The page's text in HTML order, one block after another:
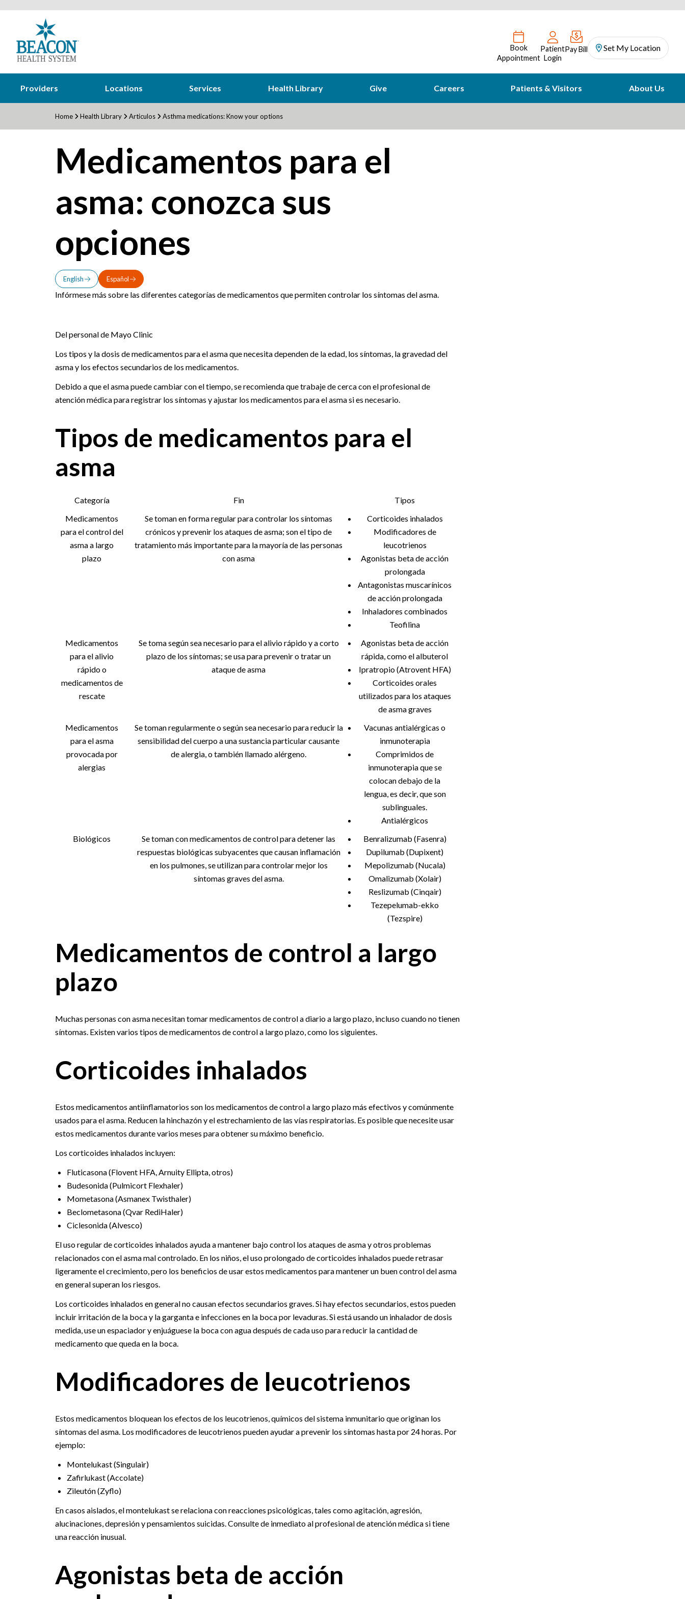
Book
Appointment
Patient
Login
Pay Bill Set My Location
Providers Locations Services Health Library Give Careers Patients & Visitors About Us
Home Health Library Articulos Asthma medications: Know your options
Medicamentos para el
asma: conozca sus
opciones
English Español
Infórmese más sobre las diferentes categorías de medicamentos que permiten controlar los síntomas del asma.
Del personal de Mayo Clinic
Los tipos y la dosis de medicamentos para el asma que necesita dependen de la edad, los síntomas, la gravedad del
asma y los efectos secundarios de los medicamentos.
Debido a que el asma puede cambiar con el tiempo, se recomienda que trabaje de cerca con el profesional de
atención médica para registrar los síntomas y ajustar los medicamentos para el asma si es necesario.
Tipos de medicamentos para el
asma
Categoría Fin
Tipos
Medicamentos
para el control del
asma a largo
plazo
Se toman en forma regular para controlar los síntomas
crónicos y prevenir los ataques de asma; son el tipo de
tratamiento más importante para la mayoría de las personas
con asma
Corticoides inhalados
Modificadores de
leucotrienos
Agonistas beta de acción
prolongada
Antagonistas muscarínicos
de acción prolongada
Inhaladores combinados
Teofilina
Medicamentos
para el alivio
rápido o
medicamentos de
rescate
Se toma según sea necesario para el alivio rápido y a corto
plazo de los síntomas; se usa para prevenir o tratar un
ataque de asma
Agonistas beta de acción
rápida, como el albuterol
Ipratropio (Atrovent HFA)
Corticoides orales
utilizados para los ataques
de asma graves
Medicamentos
para el asma
provocada por
alergias
Se toman regularmente o según sea necesario para reducir la
sensibilidad del cuerpo a una sustancia particular causante
de alergia, o también llamado alérgeno.
Vacunas antialérgicas o
inmunoterapia
Comprimidos de
inmunoterapia que se
colocan debajo de la
lengua, es decir, que son
sublinguales.
Antialérgicos
Biológicos
Se toman con medicamentos de control para detener las
respuestas biológicas subyacentes que causan inflamación
en los pulmones, se utilizan para controlar mejor los
síntomas graves del asma.
Benralizumab (Fasenra)
Dupilumab (Dupixent)
Mepolizumab (Nucala)
Omalizumab (Xolair)
Reslizumab (Cinqair)
Tezepelumab-ekko
(Tezspire)
Medicamentos de control a largo
plazo
Muchas personas con asma necesitan tomar medicamentos de control a diario a largo plazo, incluso cuando no tienen
síntomas. Existen varios tipos de medicamentos de control a largo plazo, como los siguientes.
Corticoides inhalados
Estos medicamentos antiinflamatorios son los medicamentos de control a largo plazo más efectivos y comúnmente
usados para el asma. Reducen la hinchazón y el estrechamiento de las vías respiratorias. Es posible que necesite usar
estos medicamentos durante varios meses para obtener su máximo beneficio.
Los corticoides inhalados incluyen:
Fluticasona (Flovent HFA, Arnuity Ellipta, otros)
Budesonida (Pulmicort Flexhaler)
Mometasona (Asmanex Twisthaler)
Beclometasona (Qvar RediHaler)
Ciclesonida (Alvesco)
El uso regular de corticoides inhalados ayuda a mantener bajo control los ataques de asma y otros problemas
relacionados con el asma mal controlado. En los niños, el uso prolongado de corticoides inhalados puede retrasar
ligeramente el crecimiento, pero los beneficios de usar estos medicamentos para mantener un buen control del asma
en general superan los riesgos.
Los corticoides inhalados en general no causan efectos secundarios graves. Si hay efectos secundarios, estos pueden
incluir irritación de la boca y la garganta e infecciones en la boca por levaduras. Si está usando un inhalador de dosis
medida, use un espaciador y enjuáguese la boca con agua después de cada uso para reducir la cantidad de
medicamento que queda en la boca.
Modificadores de leucotrienos
Estos medicamentos bloquean los efectos de los leucotrienos, químicos del sistema inmunitario que originan los
síntomas del asma. Los modificadores de leucotrienos pueden ayudar a prevenir los síntomas hasta por 24 horas. Por
ejemplo:
Montelukast (Singulair)
Zafirlukast (Accolate)
Zileutón (Zyflo)
En casos aislados, el montelukast se relaciona con reacciones psicológicas, tales como agitación, agresión,
alucinaciones, depresión y pensamientos suicidas. Consulte de inmediato al profesional de atención médica si tiene
una reacción inusual.
Agonistas beta de acción